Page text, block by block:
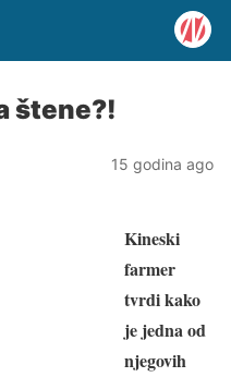
štene?!
15 godina ago
Kineski
farmer
tvrdi kako
je jedna od
njegovih